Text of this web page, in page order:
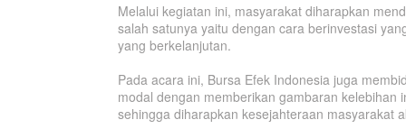
Melalui kegiatan ini, masyarakat diharapkan
salah satunya yaitu dengan cara berinvestasi
yang berkelanjutan.
Pada acara ini, Bursa Efek Indonesia juga
modal dengan memberikan gambaran kelebihan
sehingga diharapkan kesejahteraan masyarakat